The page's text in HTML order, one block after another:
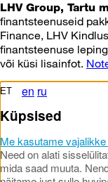
LHV Group, Tartu
finantsteenuseid
Finance, LHV
finantsteenuse
või küsi lisainfot.
ET en ru
Küpsised
Me kasutame
Need on alati
mida saad muuta.